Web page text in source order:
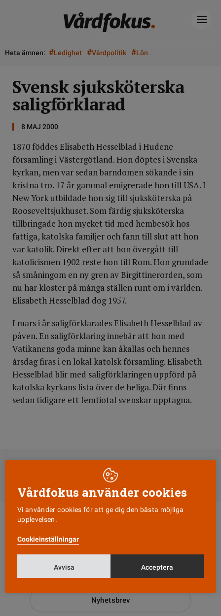
Heta ämnen: #Ledighet #Vårdpolitik #Lön
Svensk sjuksköterska
saligförklarad
8 MAJ 2000
1870 föddes Elisabeth Hesselblad i Hudene
församling i Västergötland. Hon döptes i Svenska
kyrkan, men var sedan barndomen sökande i sin
kristna tro. 17 år gammal emigrerade hon till USA. I
New York utbildade hon sig till sjuksköterska på
Rooseveltsjukhuset. Som färdig sjuksköterska
tillbringade hon mycket tid med hembesök hos
fattiga, katolska familjer och fann till slut att hon
var katolik. Direkt efter att hon övergått till
katolicismen 1902 reste hon till Rom. Hon grundade
så småningom en ny gren av Birgittinerorden, som
nu har kloster på många ställen runt om i världen.
Elisabeth Hesselblad dog 1957.
I mars i år saligförklarades Elisabeth Hesselblad av
påven. En saligförklaring innebär att hon med
Vatikanens goda minne kan åkallas och hennes
årsdag firas i en lokal katolsk församling. Elisabeth
Hesselblad blir med saligförklaringen uppförd på
katolska kyrkans lista över de heliga. Där finns
sedan tidigare ett femtiotal svenskar upptagna.
Till Vårdfokus startsida
Läs senaste numret
Nyhetsbrev
Vårdfokus använder cookies
Vi använder cookies för att ge dig den bästa möjliga
upplevelsen.
Cookieinställningar
Avvisa Acceptera